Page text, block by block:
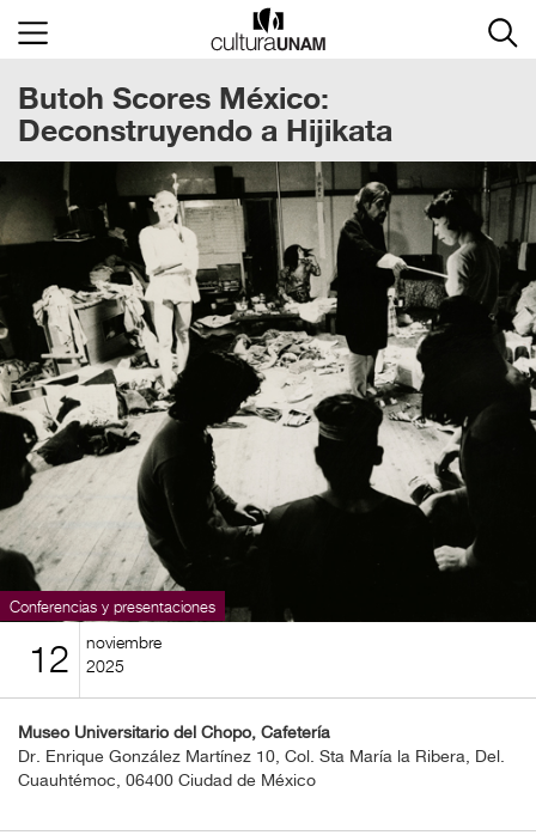
Cultura UNAM
ACTIVIDADES
CULTURALES
CONVOCATORIAS
SALA
DE
PRENSA
RECINTOS
DOCUMENTOS
BOLETOS
Guía
Mensual
Butoh Scores México:
Deconstruyendo a Hijikata
Conferencias y presentaciones
12
noviembre
2025
Museo Universitario del Chopo, Cafetería
Dr. Enrique González Martínez 10, Col. Sta María la Ribera, Del.
Cuauhtémoc, 06400 Ciudad de México
×